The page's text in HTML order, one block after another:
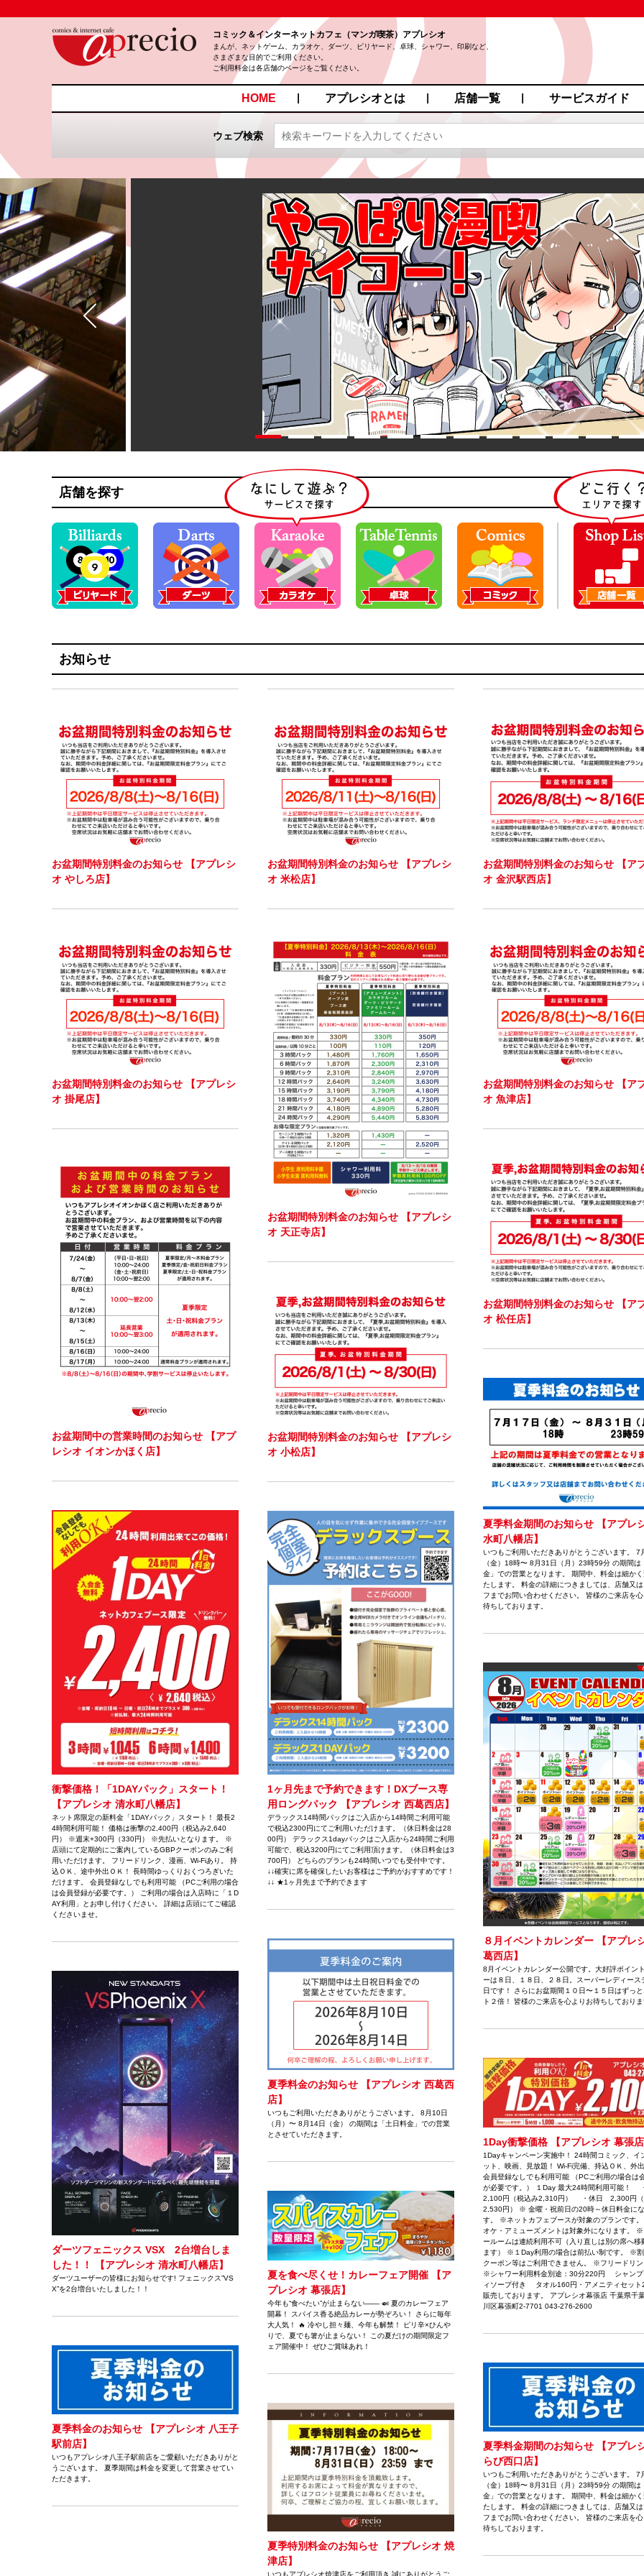
コミック＆インターネットカフェ（マンガ喫茶）アプレシオ
まんが、ネットゲーム、カラオケ、ダーツ、ビリヤード、卓球、シャワー、印刷など、
さまざまな目的でご利用ください。
ご利用料金は各店舗のページをご覧ください。
HOME アプレシオとは 店舗一覧 サービスガイド
ウェブ検索
店舗を探す
お知らせ
お盆期間特別料金のお知らせ 【アプレシ
オ やしろ店】
お盆期間特別料金のお知らせ 【アプレシ
オ 米松店】
お盆期間特別料金のお知らせ 【ア
オ 金沢駅西店】
お盆期間特別料金のお知らせ 【アプレシ
オ 掛尾店】
お盆期間特別料金のお知らせ 【アプレシ
オ 天正寺店】
お盆期間特別料金のお知らせ 【ア
オ 魚津店】
お盆期間中の営業時間のお知らせ 【アプ
レシオ イオンかほく店】
お盆期間特別料金のお知らせ 【ア
オ 松任店】
お盆期間特別料金のお知らせ 【アプレシ
オ 小松店】
夏季料金期間のお知らせ 【アプレ
水町八幡店】
いつもご利用いただきありがとうございます。 7
（金）18時〜 8月31日（月）23時59分 の期間は
金」での営業となります。 期間中、料金は細か
たします。 料金の詳細につきましては、店舗又
フまでお問い合わせください。 皆様のご来店を
待ちしております。
衝撃価格！「1DAYパック」スタート！
【アプレシオ 清水町八幡店】
ネット席限定の新料金「1DAYパック」スタート！ 最長2
4時間利用可能！ 価格は衝撃の2,400円（税込み2,640
円） ※週末+300円（330円） ※先払いとなります。 ※
店頭にて定期的にご案内しているGBPクーポンのみご利
用いただけます。 フリードリンク、漫画、Wi-Fiあり。 持
込ＯＫ、途中外出ＯＫ！ 長時間ゆっくりおくつろぎいた
だけます。 会員登録なしでも利用可能 （PCご利用の場合
は会員登録が必要です。） ご利用の場合は入店時に「１D
AY利用」とお申し付けください。 詳細は店頭にてご確認
くださいませ。
1ヶ月先まで予約できます！DXブース専
用ロングパック 【アプレシオ 西葛西店】
デラックス14時間パックはご入店から14時間ご利用可能
で税込2300円にてご利用いただけます。（休日料金は28
00円） デラックス1dayパックはご入店から24時間ご利用
可能で、税込3200円にてご利用頂けます。（休日料金は3
700円） どちらのプランも24時間いつでも受付中です。
↓↓確実に席を確保したいお客様はご予約がおすすめです！
↓↓ ★1ヶ月先まで予約できます
８月イベントカレンダー 【アプレ
葛西店】
8月イベントカレンダー公開です。大好評ポイン
ーは８日、１８日、２８日。スーパーレディース
日です！ さらにお盆期間１０日〜１５日はずっ
ト２倍！ 皆様のご来店を心よりお待ちしており
夏季料金のお知らせ 【アプレシオ 西葛西
店】
いつもご利用いただきありがとうございます。 8月10日
（月）〜 8月14日（金） の期間は「土日料金」での営業
とさせていただきます。
ダーツフェニックス VSX 2台増台しま
した！！ 【アプレシオ 清水町八幡店】
ダーツユーザーの皆様にお知らせです! フェニックス”VS
X”を2台増台いたしました！！
1Day衝撃価格 【アプレシオ 幕張
1Dayキャンペーン実施中！ 24時間コミック、イ
ット、映画、見放題！ Wi-Fi完備、持込ＯＫ、外
会員登録なしでも利用可能 （PCご利用の場合は
が必要です。） １Day 最大24時間利用可能
2,100円（税込み2,310円） ・休日 2,300円（
2,530円） ※ 金曜・祝前日の20時～休日料金に
す。 ※ネットカフェブースが対象のプランです
オケ・アミューズメントは対象外になります。
ールームは連続利用不可（入り直しは別の席へ移
ます） ※１Day利用の場合は前払い制です。 ※
クーポン等はご利用できません。 ※フリードリ
※シャワー利用料金別途：30分220円 シャンプ
ィソープ付き タオル160円・アメニティセット
販売しております。 アプレシオ幕張店 千葉県千
川区幕張町2-7701 043-276-2600
夏を食べ尽くせ！カレーフェア開催 【ア
プレシオ 幕張店】
今年も“食べたい”が止まらない―― 🍛 夏のカレーフェア
開幕！ スパイス香る絶品カレーが勢ぞろい！ さらに毎年
大人気！ 🔥 冷やし担々麺、今年も解禁！ ピリ辛×ひんや
りで、夏でも箸が止まらない！ この夏だけの期間限定フ
ェア開催中！ ぜひご賞味あれ！
夏季料金のお知らせ 【アプレシオ 八王子
駅前店】
いつもアプレシオ八王子駅前店をご愛顧いただきありがと
うございます。 夏季期間は料金を変更して営業させてい
ただきます。
夏季料金期間のお知らせ 【アプレ
らび西口店】
いつもご利用いただきありがとうございます。 7
（金）18時〜 8月31日（月）23時59分 の期間は
金」での営業となります。 期間中、料金は細か
たします。 料金の詳細につきましては、店舗又
フまでお問い合わせください。 皆様のご来店を
待ちしております。
夏季特別料金のお知らせ 【アプレシオ 焼
津店】
いつもアプレシオ焼津店をご利用頂き 誠にありがとうご